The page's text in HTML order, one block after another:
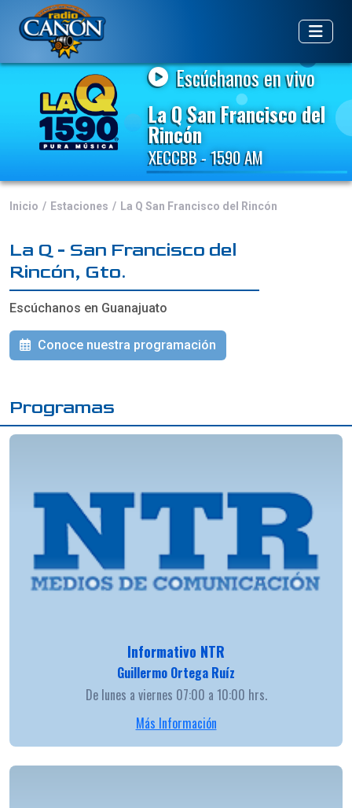
Escúchanos en vivo
La Q San Francisco del
Rincón
XECCBB - 1590 AM
Inicio Estaciones La Q San Francisco del Rincón
La Q - San Francisco del
Rincón, Gto.
Escúchanos en Guanajuato
Conoce nuestra programación
Programas
Informativo NTR
Guillermo Ortega Ruíz
De lunes a viernes 07:00 a 10:00 hrs.
Más Información